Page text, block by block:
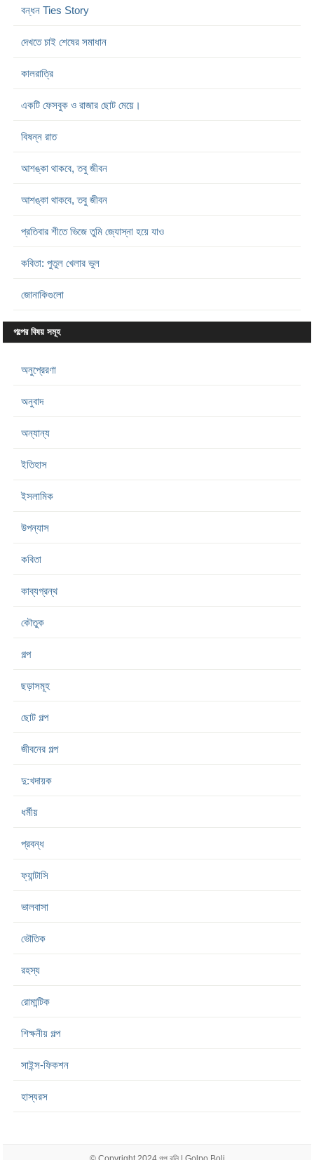
বন্ধন Ties Story
দেখতে চাই শেষের সমাধান
কালরাত্রি
একটি ফেসবুক ও রাজার ছোট মেয়ে।
বিষন্ন রাত
আশঙ্কা থাকবে, তবু জীবন
আশঙ্কা থাকবে, তবু জীবন
প্রতিবার শীতে ভিজে তুমি জ্যোস্না হয়ে যাও
কবিতা: পুতুল খেলার ভুল
জোনাকিগুলো
গল্পের বিষয় সমূহ
অনুপ্রেরণা
অনুবাদ
অন্যান্য
ইতিহাস
ইসলামিক
উপন্যাস
কবিতা
কাব্যগ্রন্থ
কৌতুক
গল্প
ছড়াসমূহ
ছোট গল্প
জীবনের গল্প
দু:খদায়ক
ধর্মীয়
প্রবন্ধ
ফ্যান্টাসি
ভালবাসা
ভৌতিক
রহস্য
রোমান্টিক
শিক্ষনীয় গল্প
সাইন্স-ফিকশন
হাস্যরস